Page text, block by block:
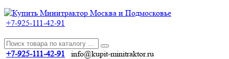
+7-925-111-42-91
+7-925-111-42-91 info@kupit-minitraktor.ru